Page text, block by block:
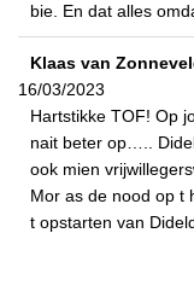
bie. En dat alles
Klaas van
16/03/2023
Hartstikke TOF! Op
nait beter op…..
ook mien
Mor as de nood op t
t opstarten van